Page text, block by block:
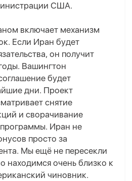
США.
включает механизм
Если Иран будет
он получит
Вашингтон
будет
дни. Проект
снятие
и сворачивание
Иран не
просто за
Мы ещё не пересекли
находимся очень близко к
чиновник.